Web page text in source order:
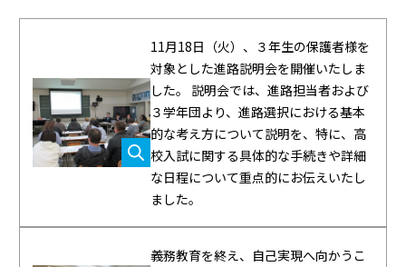
11月18日（火）、３年生の保護者様を
対象とした進路説明会を開催いたしま
した。 説明会では、進路担当者および
３学年団より、進路選択における基本
的な考え方について説明を、特に、高
校入試に関する具体的な手続きや詳細
な日程について重点的にお伝えいたし
ました。
義務教育を終え、自己実現へ向かうこ